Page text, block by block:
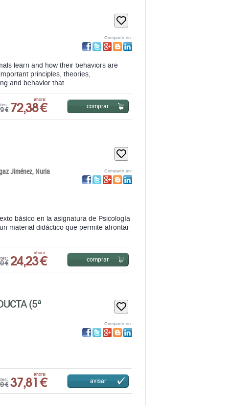
Compartir en:
learn and how their behaviors are
principles, theories,
and behavior that ...
€
ahora:
72,38 € comprar
Jiménez, Nuria Compartir en:
básico en la asignatura de Psicología
material didáctico que permite afrontar
€
ahora:
24,23 € comprar
(5ª
Compartir en:
€
ahora:
37,81 € avisar